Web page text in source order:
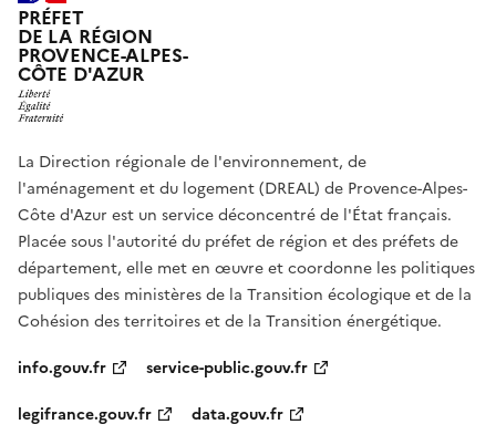
PRÉFET
DE LA RÉGION
PROVENCE-ALPES-
CÔTE D'AZUR
La Direction régionale de l'environnement, de
l'aménagement et du logement (DREAL) de Provence-Alpes-
Côte d'Azur est un service déconcentré de l'État français.
Placée sous l'autorité du préfet de région et des préfets de
département, elle met en œuvre et coordonne les politiques
publiques des ministères de la Transition écologique et de la
Cohésion des territoires et de la Transition énergétique.
info.gouv.fr
service-public.gouv.fr
legifrance.gouv.fr
data.gouv.fr